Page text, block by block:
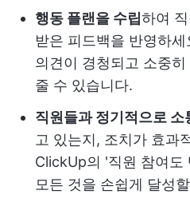
행동 플랜을 수립하여
받은 피드백을 반영하
의견이 경청되고 소중
줄 수 있습니다.
직원들과 정기적으로 소
고 있는지, 조치가 효과
ClickUp의 '직원 참여도
모든 것을 손쉽게 달성